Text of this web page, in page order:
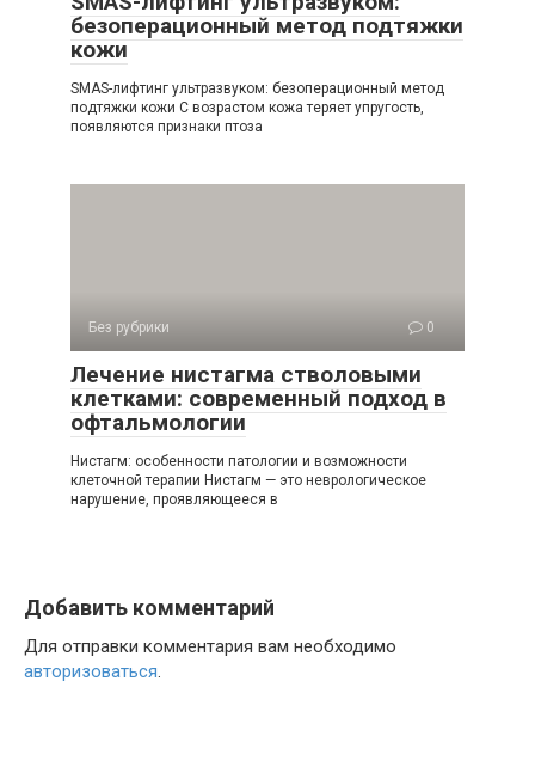
безоперационный метод подтяжки
кожи
SMAS-лифтинг ультразвуком: безоперационный метод
подтяжки кожи С возрастом кожа теряет упругость,
появляются признаки птоза
Без рубрики 0
Лечение нистагма стволовыми
клетками: современный подход в
офтальмологии
Нистагм: особенности патологии и возможности
клеточной терапии Нистагм — это неврологическое
нарушение, проявляющееся в
Добавить комментарий
Для отправки комментария вам необходимо
авторизоваться.